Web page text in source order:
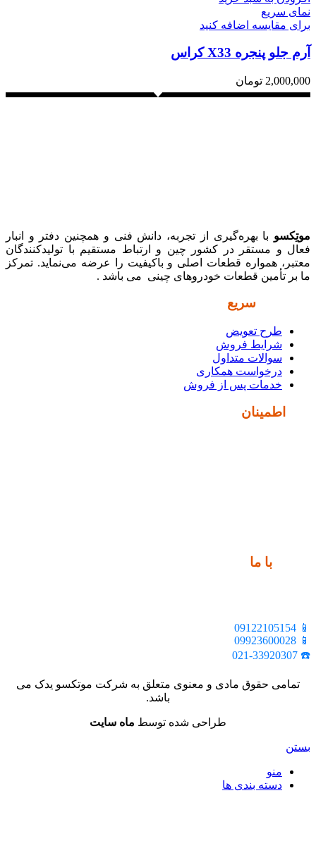
نمای سریع
برای مقایسه اضافه کنید
آرم جلو پنجره X33 کراس
2,000,000 تومان
موتِکسو با بهره‌گیری از تجربه، دانش فنی و همچنین دفتر و انبار
فعال و مستقر در کشور چین و ارتباط مستقیم با تولیدکنندگان
معتبر، همواره قطعات اصلی و باکیفیت را عرضه می‌نماید. تمرکز
ما بر تأمین قطعات خودروهای چینی می باشد .
سریع
طرح تعویض
شرایط فروش
سوالات متداول
درخواست همکاری
خدمات پس از فروش
اطمینان
با ما
📱 09122105154
📱 09923600028
☎️ 021-33920307
تمامی حقوق مادی و معنوی متعلق به شرکت موتکسو یدک می
باشد.
طراحی شده توسط ماه سایت
بستن
منو
دسته بندی ها